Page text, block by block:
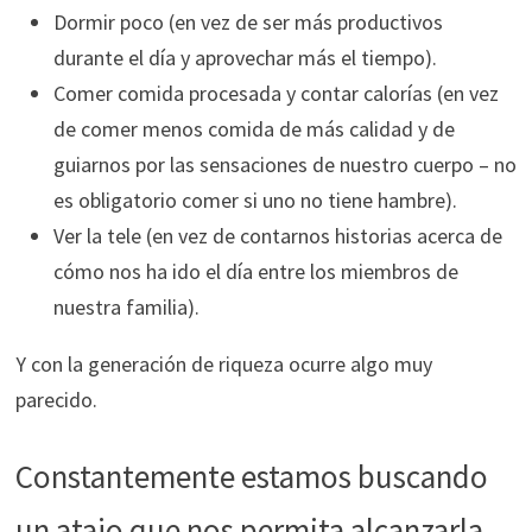
Dormir poco (en vez de ser más productivos
durante el día y aprovechar más el tiempo).
Comer comida procesada y contar calorías (en vez
de comer menos comida de más calidad y de
guiarnos por las sensaciones de nuestro cuerpo – no
es obligatorio comer si uno no tiene hambre).
Ver la tele (en vez de contarnos historias acerca de
cómo nos ha ido el día entre los miembros de
nuestra familia).
Y con la generación de riqueza ocurre algo muy
parecido.
Constantemente estamos buscando